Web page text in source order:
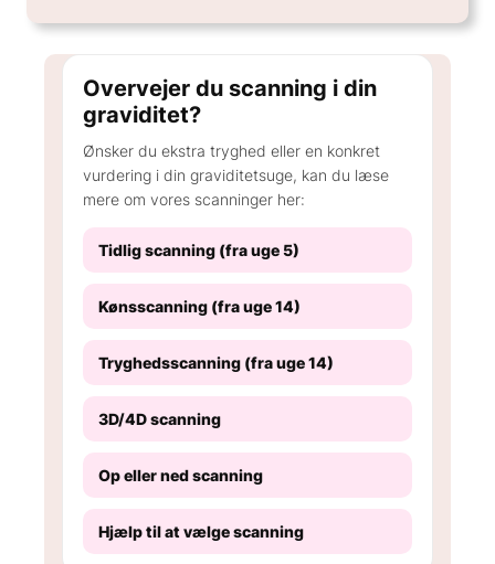
Overvejer du scanning i din
graviditet?
Ønsker du ekstra tryghed eller en konkret
vurdering i din graviditetsuge, kan du læse
mere om vores scanninger her:
Tidlig scanning (fra uge 5)
Kønsscanning (fra uge 14)
Tryghedsscanning (fra uge 14)
3D/4D scanning
Op eller ned scanning
Hjælp til at vælge scanning